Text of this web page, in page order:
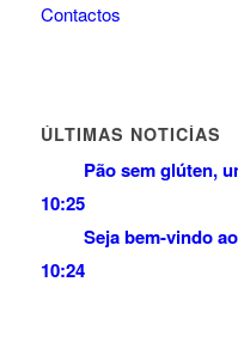
Contactos
ÚLTIMAS NOTICÍAS
Pão sem glúten,
10:25
Seja bem-vindo
10:24